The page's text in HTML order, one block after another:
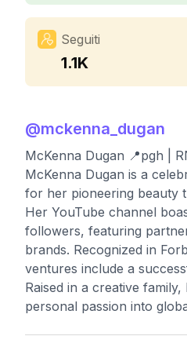
Seguiti
1.1K
@mckenna_dugan
McKenna Dugan 📍pgh |
McKenna Dugan is a
for her pioneering beauty
Her YouTube channel
followers, featuring
brands. Recognized in
ventures include a
Raised in a creative
personal passion into